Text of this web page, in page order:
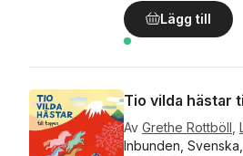
Lägg till
Tio vilda hästar
Av Grethe Rottböll
Inbunden,